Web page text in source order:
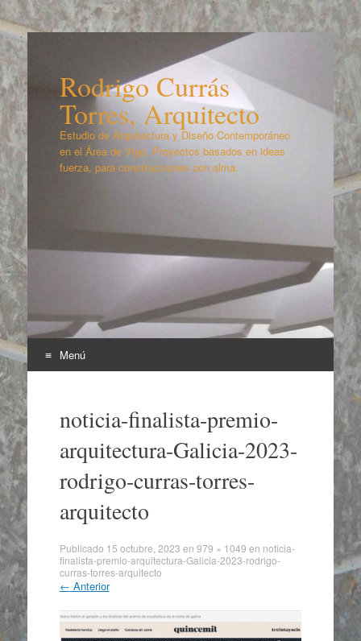
Rodrigo Currás
Torres, Arquitecto
Estudio de Arquitectura y Diseño Contemporáneo
en el Área de Vigo. Proyectos basados en ideas
fuerza, para construcciones con alma.
Menú
contenidonoticia-finalista-premio-
arquitectura-Galicia-2023-
rodrigo-curras-torres-
arquitecto
Publicado 15 octubre, 2023 en 979 × 1049 en noticia-
finalista-premio-arquitectura-Galicia-2023-rodrigo-
curras-torres-arquitecto
← Anterior